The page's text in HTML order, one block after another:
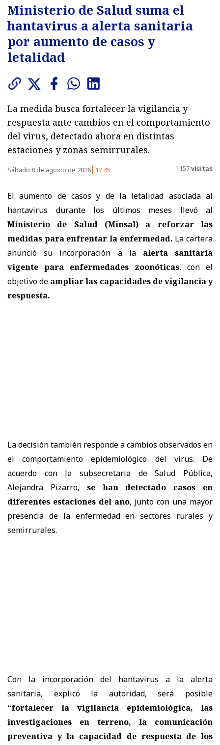
Ministerio de Salud suma el
hantavirus a alerta sanitaria
por aumento de casos y
letalidad
La medida busca fortalecer la vigilancia y
respuesta ante cambios en el comportamiento
del virus, detectado ahora en distintas
estaciones y zonas semirrurales.
Sábado 8 de agosto de 2026 17:45 1157visitas
El aumento de casos y de la letalidad asociada al
hantavirus durante los últimos meses llevó al
Ministerio de Salud (Minsal) a reforzar las
medidas para enfrentar la enfermedad. La cartera
anunció su incorporación a la alerta sanitaria
vigente para enfermedades zoonóticas, con el
objetivo de ampliar las capacidades de vigilancia y
respuesta.
La decisión también responde a cambios observados en
el comportamiento epidemiológico del virus. De
acuerdo con la subsecretaria de Salud Pública,
Alejandra Pizarro, se han detectado casos en
diferentes estaciones del año, junto con una mayor
presencia de la enfermedad en sectores rurales y
semirrurales.
Con la incorporación del hantavirus a la alerta
sanitaria, explicó la autoridad, será posible
“fortalecer la vigilancia epidemiológica, las
investigaciones en terreno, la comunicación
preventiva y la capacidad de respuesta de los